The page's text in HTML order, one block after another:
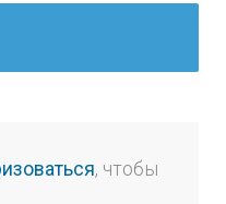
, чтобы